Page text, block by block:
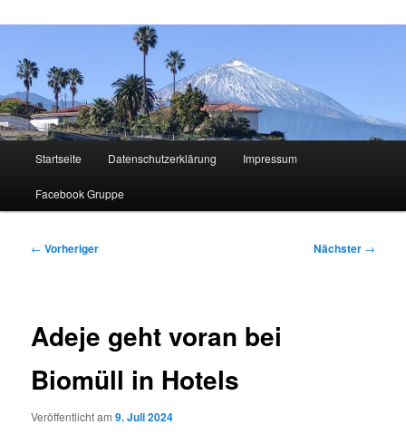
Zum
primären
Startseite Datenschutzerklärung Impressum
Facebook Gruppe
Beitragsnavigation
← Vorheriger Nächster →
Adeje geht voran bei
Biomüll in Hotels
Veröffentlicht am9. Juli 2024